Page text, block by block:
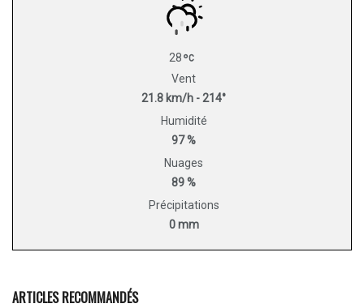
28
Vent
21.8 km/h - 214°
Humidité
97 %
Nuages
89 %
Précipitations
0 mm
ARTICLES RECOMMANDÉS